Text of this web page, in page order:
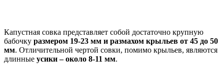
Капустная совка представляет собой достаточно крупную
бабочку размером 19-23 мм и размахом крыльев от 45 до 50
мм. Отличительной чертой совки, помимо крыльев, являются
длинные усики – около 8-11 мм.